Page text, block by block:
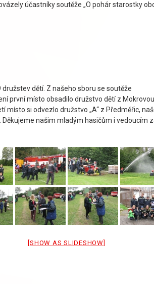
účastníky soutěže „O pohár starostky
dětí. Z našeho sboru se soutěže
první místo obsadilo družstvo dětí z
místo si odvezlo družstvo „A“ z Předměřic,
našim mladým hasičům i vedoucím
[SHOW AS SLIDESHOW]